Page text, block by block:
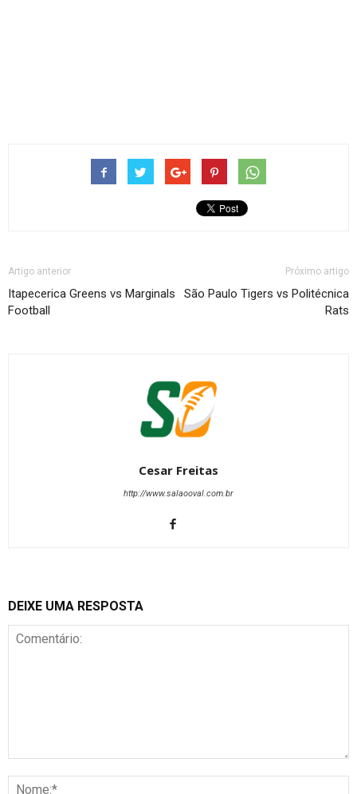
Artigo anterior
Itapecerica Greens vs Marginals
Football
Próximo artigo
São Paulo Tigers vs Politécnica
Rats
Cesar Freitas
http://www.salaooval.com.br
DEIXE UMA RESPOSTA